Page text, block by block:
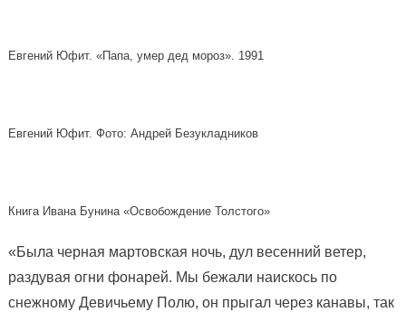
Евгений Юфит. «Папа, умер дед мороз». 1991
Евгений Юфит. Фото: Андрей Безукладников
Книга Ивана Бунина «Освобождение Толстого»
«Была черная мартовская ночь, дул весенний ветер,
раздувая огни фонарей. Мы бежали наискось по
снежному Девичьему Полю, он прыгал через канавы, так